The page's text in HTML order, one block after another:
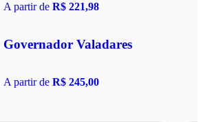
A partir de R$ 221,98
Governador Valadares
A partir de R$ 245,00